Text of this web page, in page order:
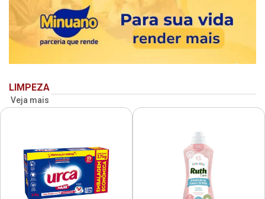
LIMPEZA
Veja mais